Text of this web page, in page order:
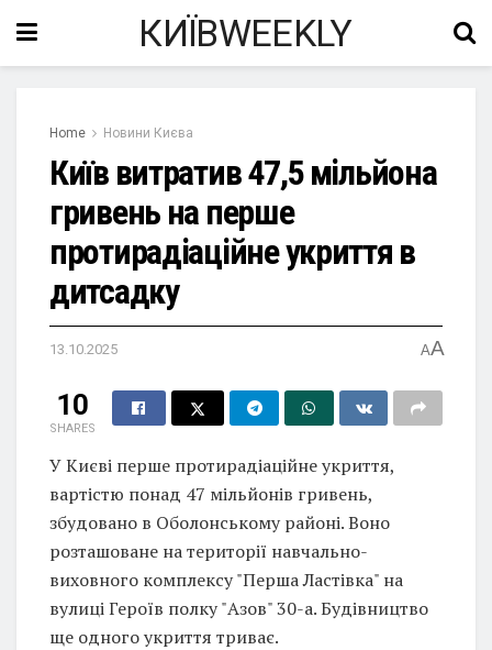
КИЇВWEEKLY
Home Новини Києва
Київ витратив 47,5 мільйона
гривень на перше
протирадіаційне укриття в
дитсадку
13.10.2025 AA
10
SHARES
У Києві перше протирадіаційне укриття,
вартістю понад 47 мільйонів гривень,
збудовано в Оболонському районі. Воно
розташоване на території навчально-
виховного комплексу "Перша Ластівка" на
вулиці Героїв полку "Азов" 30-а. Будівництво
ще одного укриття триває.